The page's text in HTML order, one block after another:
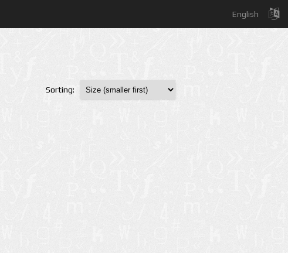
English
Sorting: